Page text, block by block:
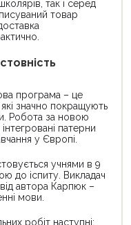
так і серед
товар
програма – це
значно покращують
Робота за новою
патерни
у Європі.
учнями в 9
до іспиту. Викладач
автора Карпюк –
мови.
робіт наступні: